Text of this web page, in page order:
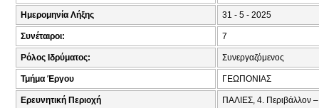
Ημερομηνία Λήξης 31 - 5 - 2025
Συνέταιροι: 7
Ρόλος Ιδρύματος: Συνεργαζόμενος
Τμήμα Έργου ΓΕΩΠΟΝΙΑΣ
Ερευνητική Περιοχή ΠΑΛΙΕΣ, 4. Περιβάλλον –